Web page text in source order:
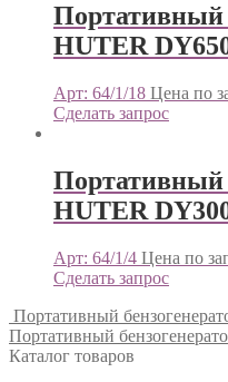
Портативный
HUTER
Арт: 64/1/18 Цена по
Сделать запрос
Портативный
HUTER
Арт: 64/1/4 Цена по
Сделать запрос
Портативный
Портативный
Каталог товаров